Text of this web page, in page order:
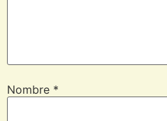
Nombre *